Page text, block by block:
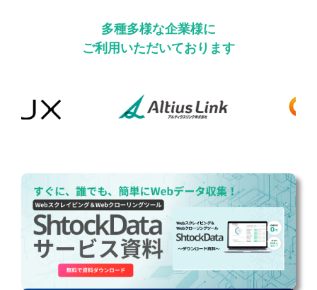
多種多様な企業様に
ご利用いただいております